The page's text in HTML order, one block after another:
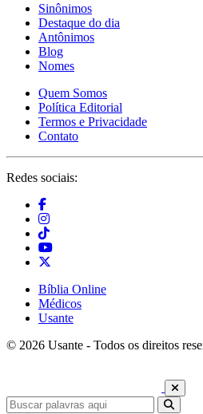
Sinônimos
Destaque do dia
Antônimos
Blog
Nomes
Quem Somos
Política Editorial
Termos e Privacidade
Contato
Redes sociais:
Bíblia Online
Médicos
Usante
© 2026 Usante - Todos os direitos